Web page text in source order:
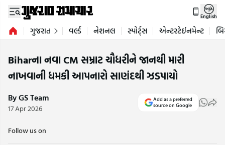
English
ગુજરાત વર્લ્ડ નેશનલ સ્પોર્ટ્સ એન્ટરટેઈનમેન્ટ
Biharના નવા CM સમ્રાટ ચૌધરીને જાનથી મારી
નાખવાની ધમકી આપનારો સાણંદથી ઝડપાયો
By GS Team
17 Apr 2026
Add as a preferred
source on Google
Follow us on